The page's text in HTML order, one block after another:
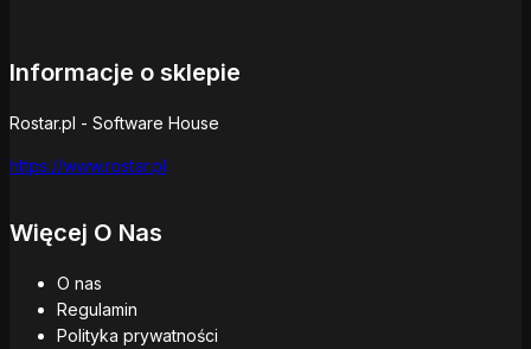
Informacje o sklepie
Rostar.pl - Software House
https://www.rostar.pl
Więcej O Nas
O nas
Regulamin
Polityka prywatności